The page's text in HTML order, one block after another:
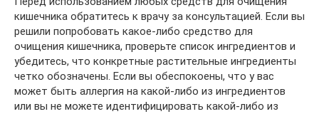
кишечника обратитесь к врачу за консультацией. Если вы
решили попробовать какое-либо средство для
очищения кишечника, проверьте список ингредиентов и
убедитесь, что конкретные растительные ингредиенты
четко обозначены. Если вы обеспокоены, что у вас
может быть аллергия на какой-либо из ингредиентов
или вы не можете идентифицировать какой-либо из